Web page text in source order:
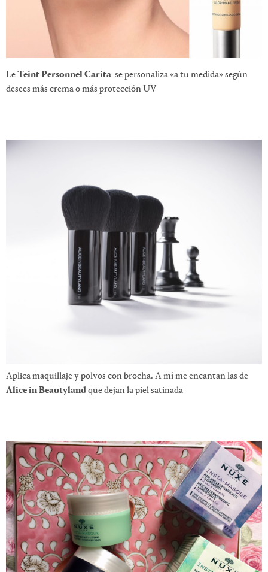
LeTeint Personnel Carita se personaliza «a tu medida» según
desees más crema o más protección UV
Aplica maquillaje y polvos con brocha. A mí me encantan las de
Alice in Beautylandque dejan la piel satinada